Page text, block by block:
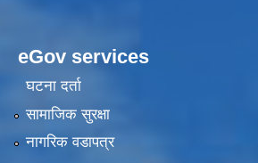
eGov services
घटना दर्ता
सामाजिक सुरक्षा
नागरिक वडापत्र